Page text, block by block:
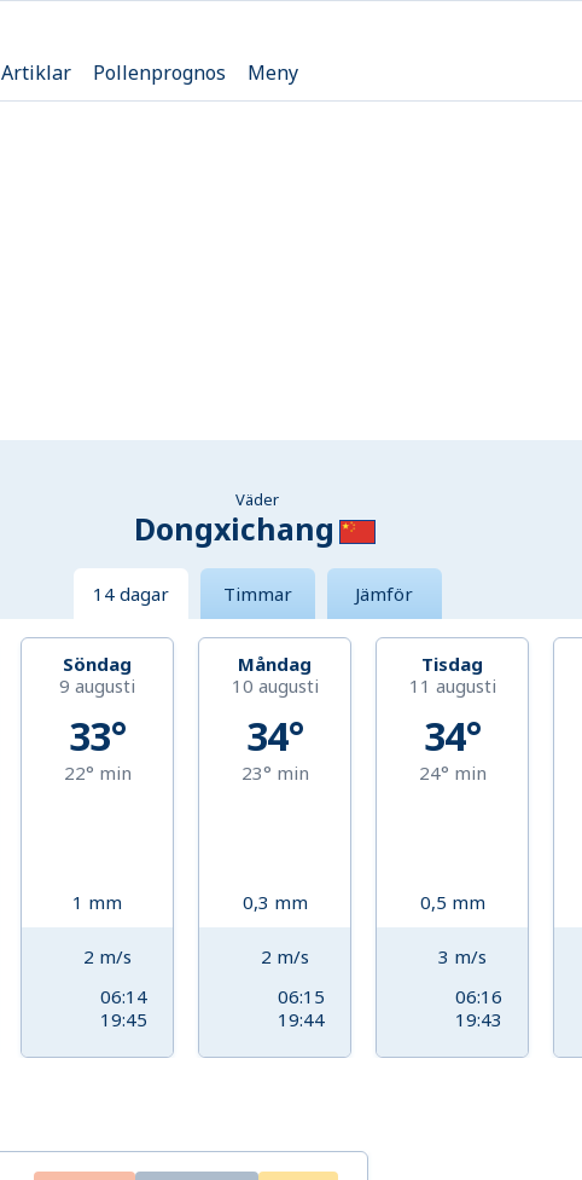
Artiklar Pollenprognos Meny
Väder
Dongxichang
14 dagar Timmar Jämför
Söndag
9 augusti
33°
22° min
1 mm
2 m/s
06:14
19:45
Måndag
10 augusti
34°
23° min
0,3 mm
2 m/s
06:15
19:44
Tisdag
11 augusti
34°
24° min
0,5 mm
3 m/s
06:16
19:43